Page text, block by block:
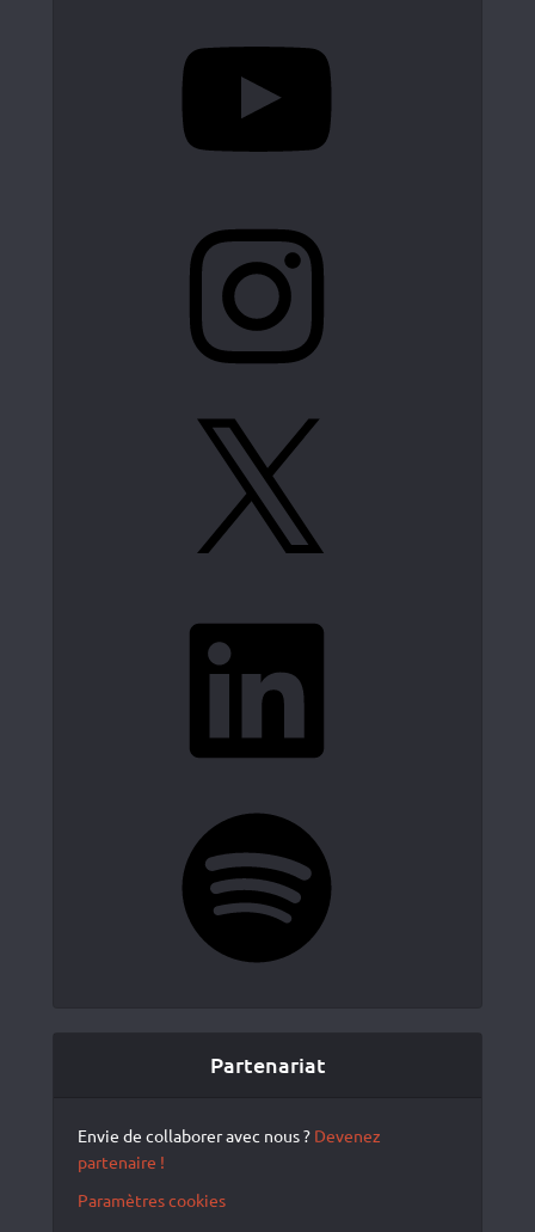
Partenariat
Envie de collaborer avec nous ? Devenez
partenaire !
Paramètres cookies